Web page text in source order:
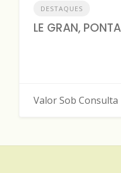
DESTAQUES
Valor Sob Consulta